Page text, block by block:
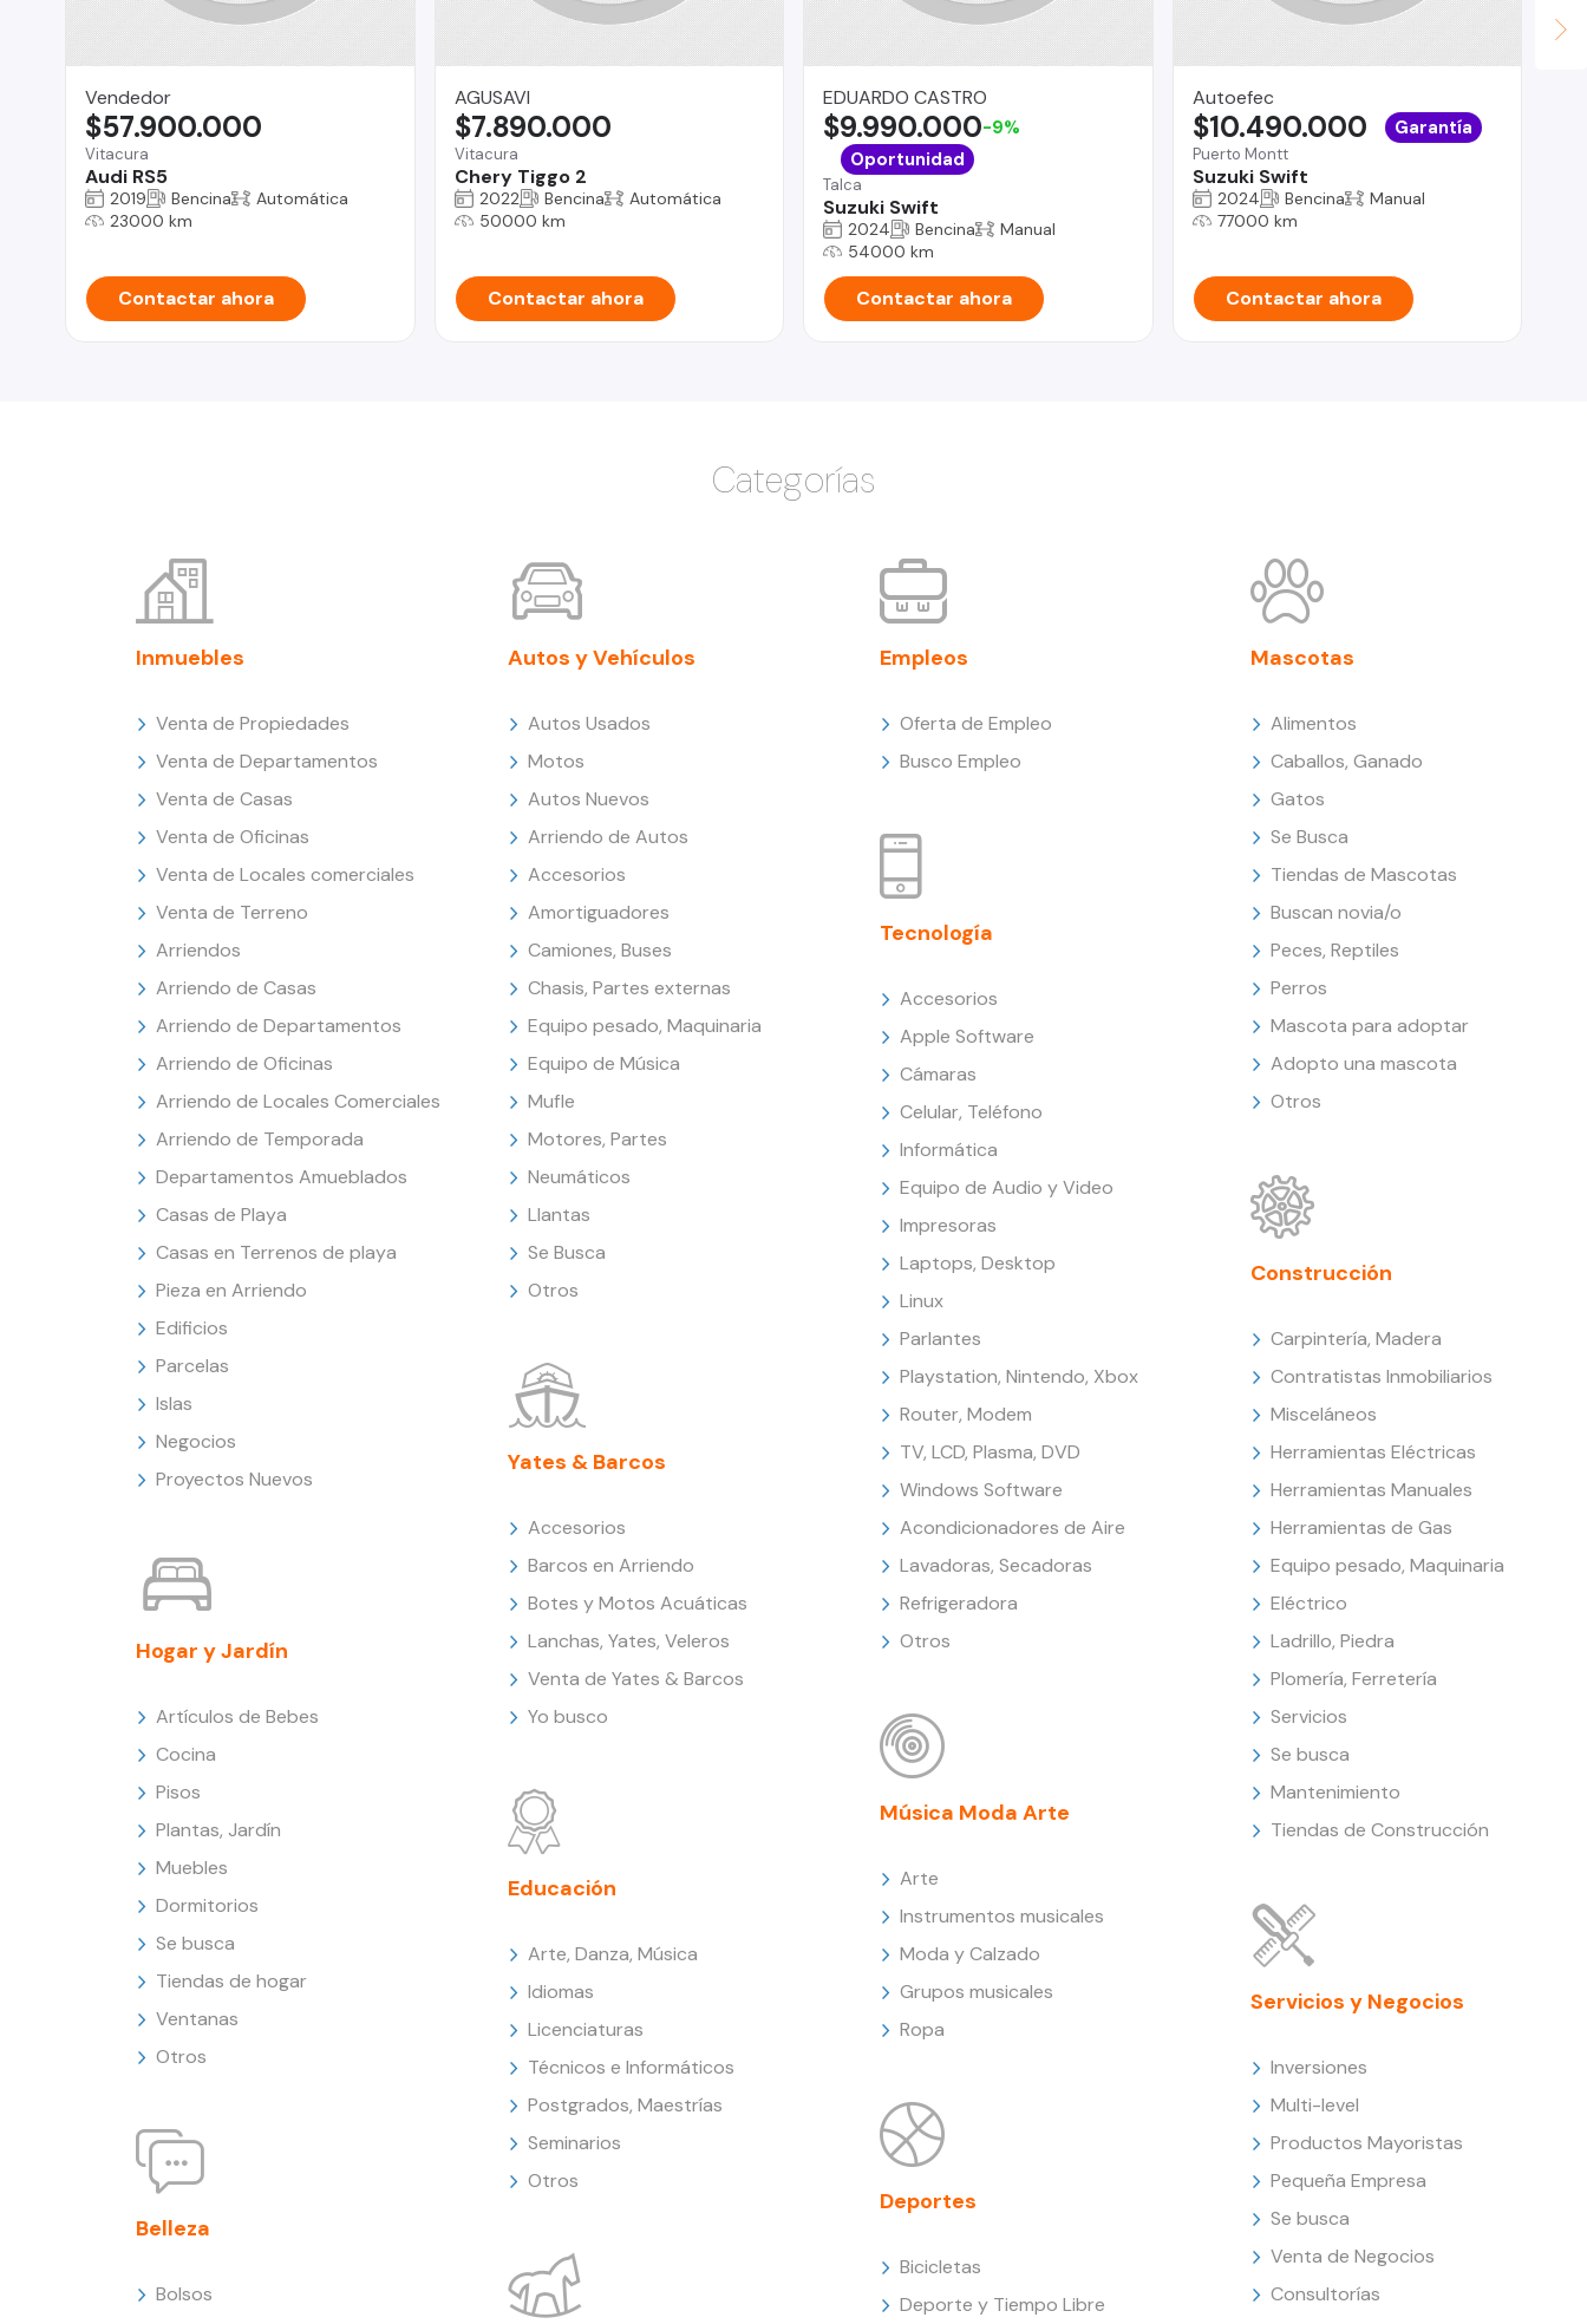
Vendedor
Vitacura
Audi RS5
$57.900.000
2019 Bencina
Automática
23000 km
Contactar ahora
AGUSAVI
Vitacura
Chery Tiggo 2
$7.890.000
2022 Bencina
Automática
50000 km
Contactar ahora
EDUARDO CASTRO
Talca
Suzuki Swift
$9.990.000-9%
Oportunidad
2024 Bencina
Manual
54000 km
Contactar ahora
Autoefec
Puerto Montt
Suzuki Swift
$10.490.000 Garantía
2024 Bencina
Manual
77000 km
Contactar ahora
Categorías
Inmuebles
Venta de Propiedades
Venta de Departamentos
Venta de Casas
Venta de Oficinas
Venta de Locales comerciales
Venta de Terreno
Arriendos
Arriendo de Casas
Arriendo de Departamentos
Arriendo de Oficinas
Arriendo de Locales Comerciales
Arriendo de Temporada
Departamentos Amueblados
Casas de Playa
Casas en Terrenos de playa
Pieza en Arriendo
Edificios
Parcelas
Islas
Negocios
Proyectos Nuevos
Hogar y Jardín
Artículos de Bebes
Cocina
Pisos
Plantas, Jardín
Muebles
Dormitorios
Se busca
Tiendas de hogar
Ventanas
Otros
Belleza
Bolsos
Autos y Vehículos
Autos Usados
Motos
Autos Nuevos
Arriendo de Autos
Accesorios
Amortiguadores
Camiones, Buses
Chasis, Partes externas
Equipo pesado, Maquinaria
Equipo de Música
Mufle
Motores, Partes
Neumáticos
Llantas
Se Busca
Otros
Yates & Barcos
Accesorios
Barcos en Arriendo
Botes y Motos Acuáticas
Lanchas, Yates, Veleros
Venta de Yates & Barcos
Yo busco
Educación
Arte, Danza, Música
Idiomas
Licenciaturas
Técnicos e Informáticos
Postgrados, Maestrías
Seminarios
Otros
Empleos
Oferta de Empleo
Busco Empleo
Tecnología
Accesorios
Apple Software
Cámaras
Celular, Teléfono
Informática
Equipo de Audio y Video
Impresoras
Laptops, Desktop
Linux
Parlantes
Playstation, Nintendo, Xbox
Router, Modem
TV, LCD, Plasma, DVD
Windows Software
Acondicionadores de Aire
Lavadoras, Secadoras
Refrigeradora
Otros
Música Moda Arte
Arte
Instrumentos musicales
Moda y Calzado
Grupos musicales
Ropa
Deportes
Bicicletas
Deporte y Tiempo Libre
Mascotas
Alimentos
Caballos, Ganado
Gatos
Se Busca
Tiendas de Mascotas
Buscan novia/o
Peces, Reptiles
Perros
Mascota para adoptar
Adopto una mascota
Otros
Construcción
Carpintería, Madera
Contratistas Inmobiliarios
Misceláneos
Herramientas Eléctricas
Herramientas Manuales
Herramientas de Gas
Equipo pesado, Maquinaria
Eléctrico
Ladrillo, Piedra
Plomería, Ferretería
Servicios
Se busca
Mantenimiento
Tiendas de Construcción
Servicios y Negocios
Inversiones
Multi-level
Productos Mayoristas
Pequeña Empresa
Se busca
Venta de Negocios
Consultorías